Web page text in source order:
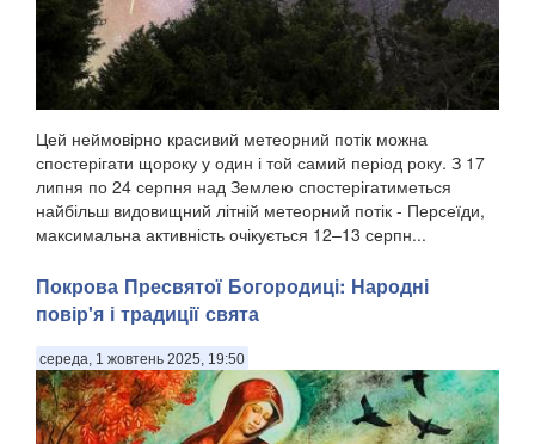
Цей неймовірно красивий метеорний потік можна
спостерігати щороку у один і той самий період року. З 17
липня по 24 серпня над Землею спостерігатиметься
найбільш видовищний літній метеорний потік - Персеїди,
максимальна активність очікується 12–13 серпн...
Покрова Пресвятої Богородиці: Народні
повір'я і традиції свята
середа, 1 жовтень 2025, 19:50